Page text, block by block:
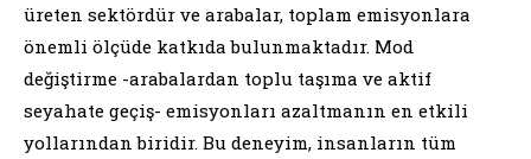
üreten sektördür ve arabalar, toplam emisyonlara
önemli ölçüde katkıda bulunmaktadır. Mod
değiştirme -arabalardan toplu taşıma ve aktif
seyahate geçiş- emisyonları azaltmanın en etkili
yollarından biridir. Bu deneyim, insanların tüm